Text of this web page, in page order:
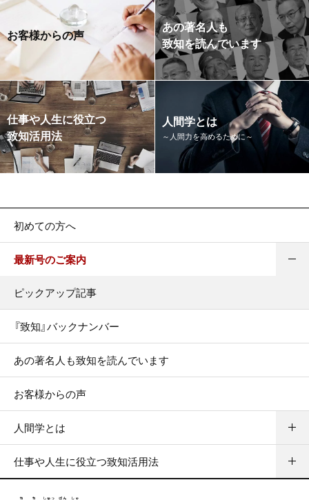
お客様からの声
あの著名人も
致知を読んでいます
仕事や人生に役立つ
致知活用法
人間学とは
～人間力を高めるために～
初めての方へ
最新号のご案内
ピックアップ記事
『致知』バックナンバー
あの著名人も致知を読んでいます
お客様からの声
人間学とは
仕事や人生に役立つ致知活用法